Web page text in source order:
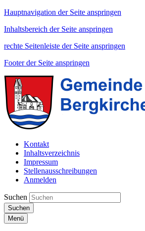
Hauptnavigation der Seite anspringen
Inhaltsbereich der Seite anspringen
rechte Seitenleiste der Seite anspringen
Footer der Seite anspringen
Kontakt
Inhaltsverzeichnis
Impressum
Stellenausschreibungen
Anmelden
Suchen
Suchen
Menü